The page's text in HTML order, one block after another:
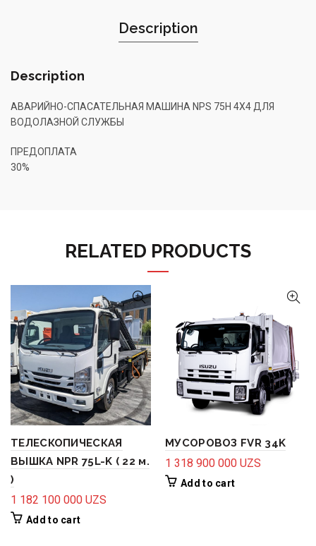
Description
Description
АВАРИЙНО-СПАСАТЕЛЬНАЯ МАШИНА NPS 75H 4X4 ДЛЯ
ВОДОЛАЗНОЙ СЛУЖБЫ
ПРЕДОПЛАТА
30%
RELATED PRODUCTS
ТЕЛЕСКОПИЧЕСКАЯ
ВЫШКА NPR 75L-K ( 22 м.
)
1 182 100 000 UZS
Add to cart
МУСОРОВОЗ FVR 34K
1 318 900 000 UZS
Add to cart